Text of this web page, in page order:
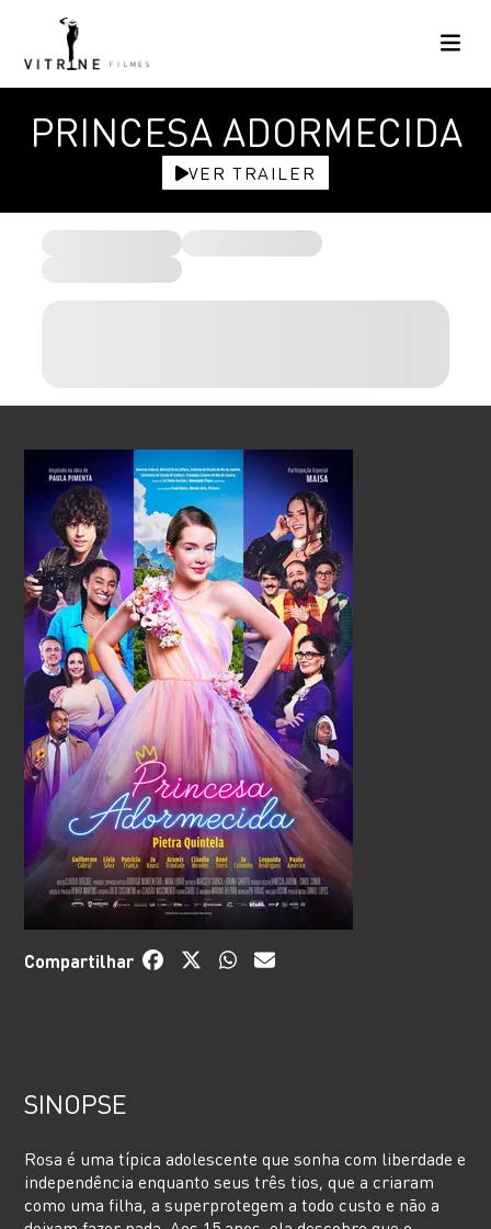
PRINCESA ADORMECIDA
VER TRAILER
Compartilhar
SINOPSE
Rosa é uma típica adolescente que sonha com liberdade e
independência enquanto seus três tios, que a criaram
como uma filha, a superprotegem a todo custo e não a